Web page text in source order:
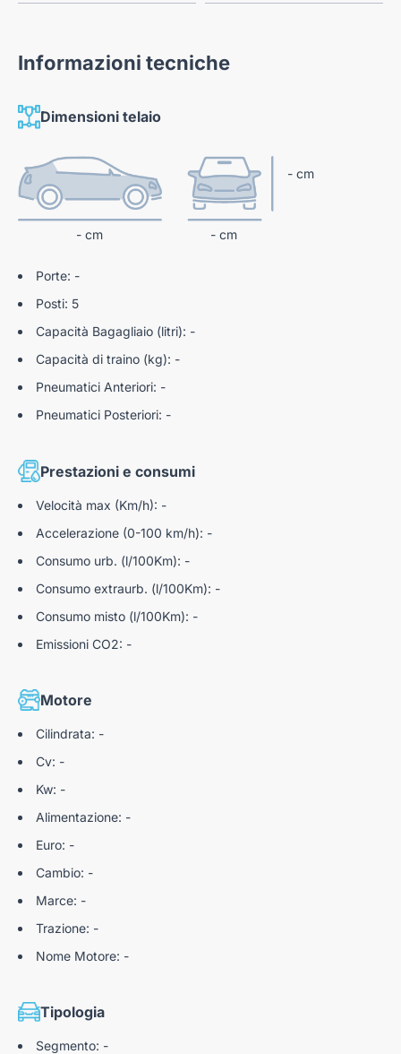
Informazioni tecniche
Dimensioni telaio
- cm - cm
- cm
Porte: -
Posti: 5
Capacità Bagagliaio (litri): -
Capacità di traino (kg): -
Pneumatici Anteriori: -
Pneumatici Posteriori: -
Prestazioni e consumi
Velocità max (Km/h): -
Accelerazione (0-100 km/h): -
Consumo urb. (l/100Km): -
Consumo extraurb. (l/100Km): -
Consumo misto (l/100Km): -
Emissioni CO2: -
Motore
Cilindrata: -
Cv: -
Kw: -
Alimentazione: -
Euro: -
Cambio: -
Marce: -
Trazione: -
Nome Motore: -
Tipologia
Segmento: -